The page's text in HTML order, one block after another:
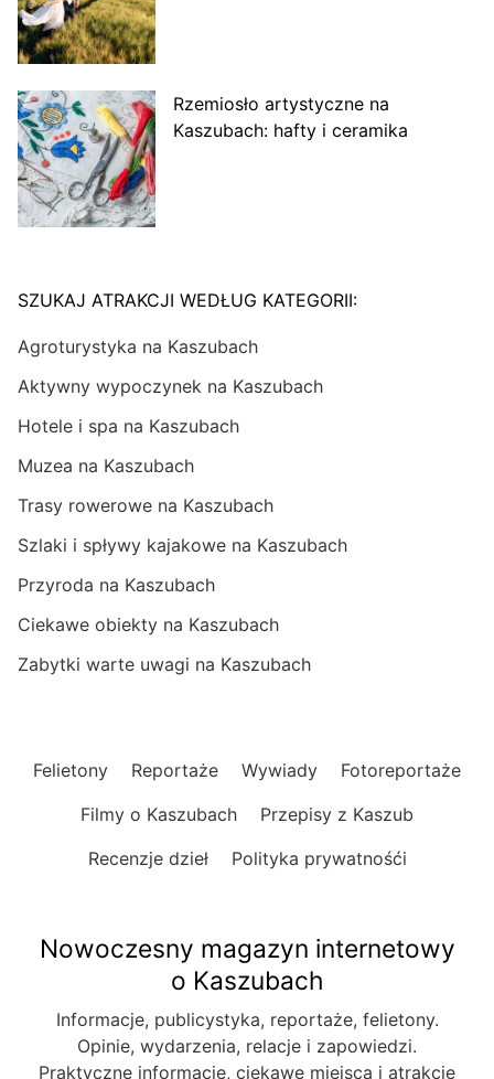
Rzemiosło artystyczne na
Kaszubach: hafty i ceramika
SZUKAJ ATRAKCJI WEDŁUG KATEGORII:
Agroturystyka na Kaszubach
Aktywny wypoczynek na Kaszubach
Hotele i spa na Kaszubach
Muzea na Kaszubach
Trasy rowerowe na Kaszubach
Szlaki i spływy kajakowe na Kaszubach
Przyroda na Kaszubach
Ciekawe obiekty na Kaszubach
Zabytki warte uwagi na Kaszubach
Felietony Reportaże Wywiady
Fotoreportaże
Filmy o Kaszubach
Przepisy z Kaszub
Recenzje dzieł
Polityka prywatnośći
Nowoczesny magazyn internetowy
o Kaszubach
Informacje, publicystyka, reportaże, felietony.
Opinie, wydarzenia, relacje i zapowiedzi.
Praktyczne informacje, ciekawe miejsca i atrakcje